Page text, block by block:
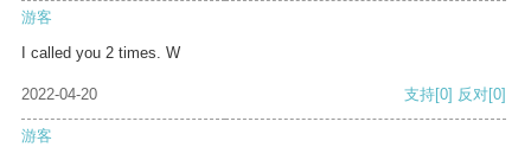
游客
I called you 2 times. W
2022-04-20 支持[0] 反对[0]
游客